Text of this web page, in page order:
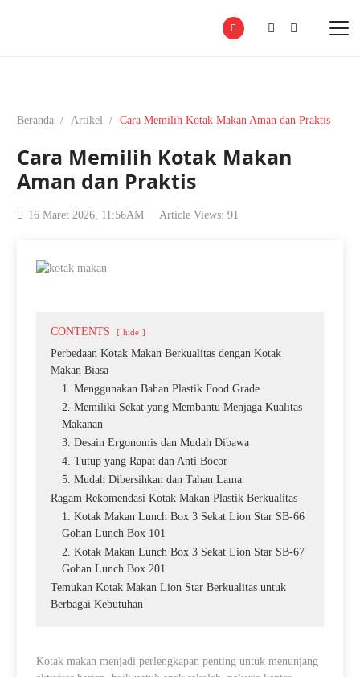
Beranda / Artikel / Cara Memilih Kotak Makan Aman dan Praktis
Cara Memilih Kotak Makan
Aman dan Praktis
16 Maret 2026, 11:56AM Article Views: 91
CONTENTS hide
Perbedaan Kotak Makan Berkualitas dengan Kotak
Makan Biasa
1. Menggunakan Bahan Plastik Food Grade
2. Memiliki Sekat yang Membantu Menjaga Kualitas
Makanan
3. Desain Ergonomis dan Mudah Dibawa
4. Tutup yang Rapat dan Anti Bocor
5. Mudah Dibersihkan dan Tahan Lama
Ragam Rekomendasi Kotak Makan Plastik Berkualitas
1. Kotak Makan Lunch Box 3 Sekat Lion Star SB-66
Gohan Lunch Box 101
2. Kotak Makan Lunch Box 3 Sekat Lion Star SB-67
Gohan Lunch Box 201
Temukan Kotak Makan Lion Star Berkualitas untuk
Berbagai Kebutuhan
Kotak makan menjadi perlengkapan penting untuk menunjang